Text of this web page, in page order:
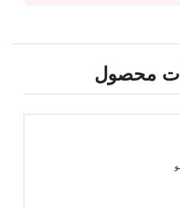
محصول